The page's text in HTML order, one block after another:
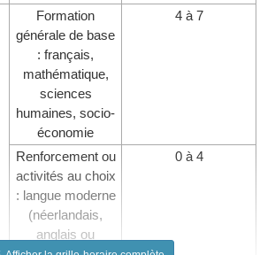
Formation
générale de base
: français,
mathématique,
sciences
humaines, socio-
économie
4 à 7
Renforcement ou
activités au choix
: langue moderne
(néerlandais,
anglais ou
0 à 4